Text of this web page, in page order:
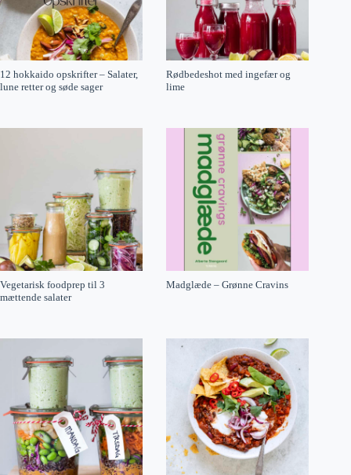
12 hokkaido opskrifter – Salater,
lune retter og søde sager
Rødbedeshot med ingefær og
lime
Vegetarisk foodprep til 3
mættende salater
Madglæde – Grønne Cravins